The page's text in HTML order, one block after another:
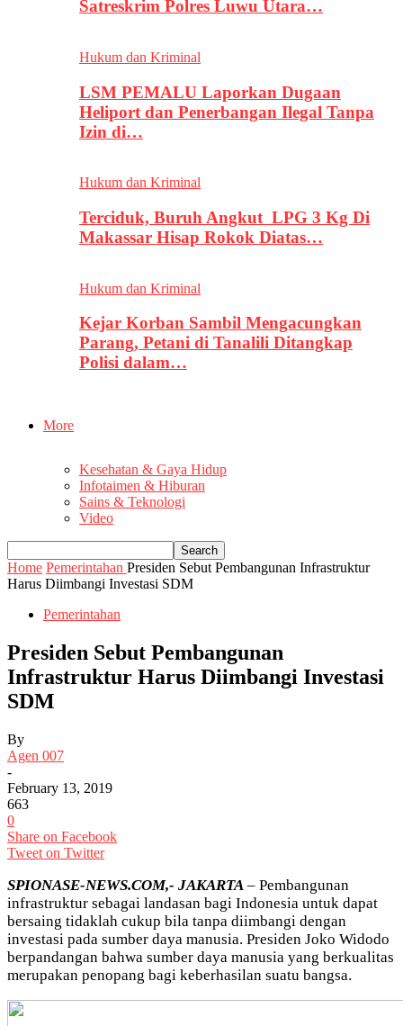
Satreskrim Polres Luwu Utara…
Hukum dan Kriminal
LSM PEMALU Laporkan Dugaan
Heliport dan Penerbangan Ilegal Tanpa
Izin di…
Hukum dan Kriminal
Terciduk, Buruh Angkut LPG 3 Kg Di
Makassar Hisap Rokok Diatas…
Hukum dan Kriminal
Kejar Korban Sambil Mengacungkan
Parang, Petani di Tanalili Ditangkap
Polisi dalam…
More
Kesehatan & Gaya Hidup
Infotaimen & Hiburan
Sains & Teknologi
Video
Home Pemerintahan Presiden Sebut Pembangunan Infrastruktur
Harus Diimbangi Investasi SDM
Pemerintahan
Presiden Sebut Pembangunan
Infrastruktur Harus Diimbangi Investasi
SDM
By
Agen 007
-
February 13, 2019
663
0
Share on Facebook
Tweet on Twitter
SPIONASE-NEWS.COM,- JAKARTA – Pembangunan
infrastruktur sebagai landasan bagi Indonesia untuk dapat
bersaing tidaklah cukup bila tanpa diimbangi dengan
investasi pada sumber daya manusia. Presiden Joko Widodo
berpandangan bahwa sumber daya manusia yang berkualitas
merupakan penopang bagi keberhasilan suatu bangsa.